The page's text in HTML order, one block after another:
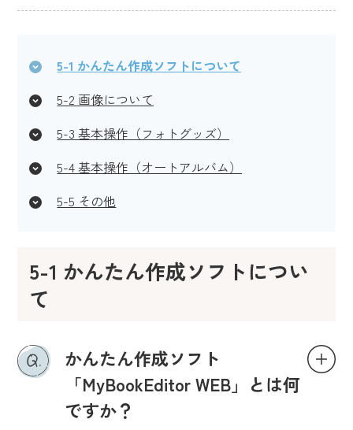
5-1 かんたん作成ソフトについて
5-2 画像について
5-3 基本操作（フォトグッズ）
5-4 基本操作（オートアルバム）
5-5 その他
5-1 かんたん作成ソフトについ
て
かんたん作成ソフト
「MyBookEditor WEB」とは何
ですか？